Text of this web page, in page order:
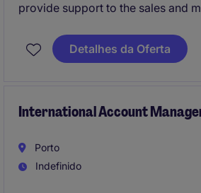
provide support to the sales and
coordination in a fast-paced,
This role is ideal for detail-
Detalhes da Oferta
International Account
Porto
Indefinido